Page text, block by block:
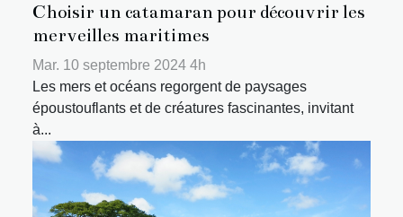
Choisir un catamaran pour découvrir les
merveilles maritimes
Mar. 10 septembre 2024 4h
Les mers et océans regorgent de paysages
époustouflants et de créatures fascinantes, invitant
à...